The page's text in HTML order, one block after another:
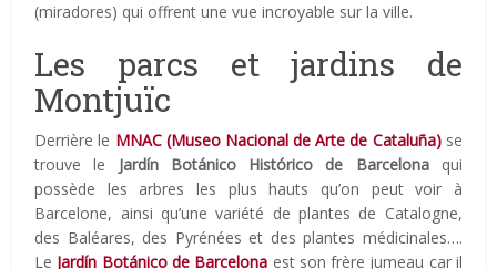
(miradores) qui offrent une vue incroyable sur la ville.
Les parcs et jardins de
Montjuïc
Derrière le MNAC (Museo Nacional de Arte de Cataluña)se
trouve le Jardín Botánico Histórico de Barcelonaqui
possède les arbres les plus hauts qu’on peut voir à
Barcelone, ainsi qu’une variété de plantes de Catalogne,
des Baléares, des Pyrénées et des plantes médicinales….
Le Jardín Botánico de Barcelona est son frère jumeau car il